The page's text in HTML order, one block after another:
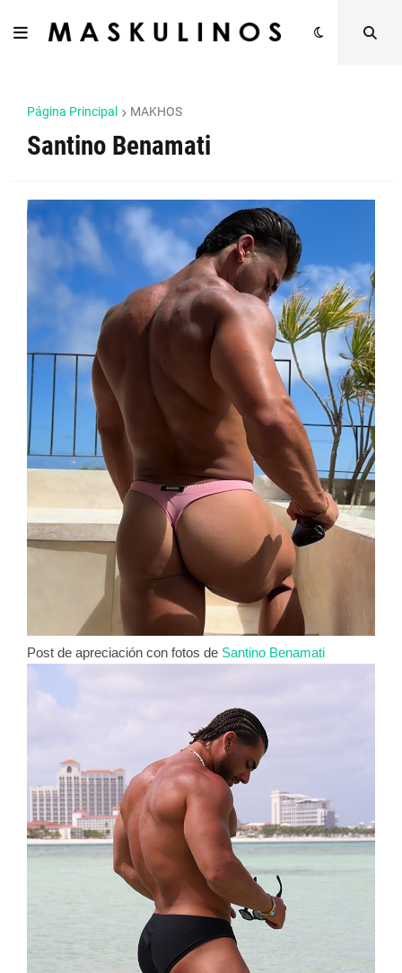
Página Principal MAKHOS
Santino Benamati
Post de apreciación con fotos de Santino Benamati